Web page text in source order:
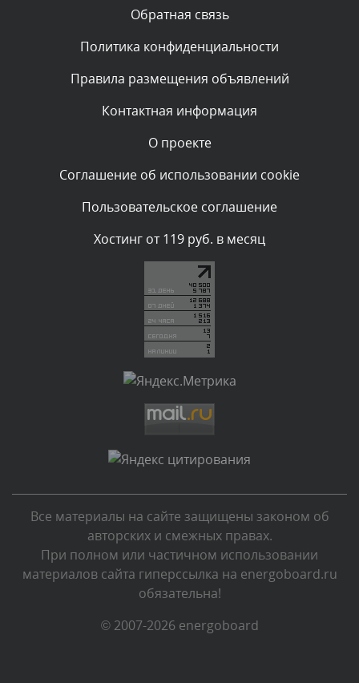
Комментарий проверяется
администратором.
Комментарий проверяется
администратором.
Комментарий проверяется
Текст комментария будет виден после проверки
Комментарий проверяется
Текст комментария будет виден после проверки
администратором.
Текст комментария будет виден после проверки
администратором.
Комментарий проверяется
Текст комментария будет виден после проверки
администратором.
Вчера, в 06:42
Комментарий проверяется
Обратная связь
Политика конфиденциальности
Правила размещения объявлений
Контактная информация
О проекте
Соглашение об использовании cookie
Пользовательское соглашение
Хостинг от 119 руб. в месяц
Все материалы на сайте защищены законом об
авторских и смежных правах.
При полном или частичном использовании
материалов сайта гиперссылка на energoboard.ru
обязательна!
© 2007-2026 energoboard